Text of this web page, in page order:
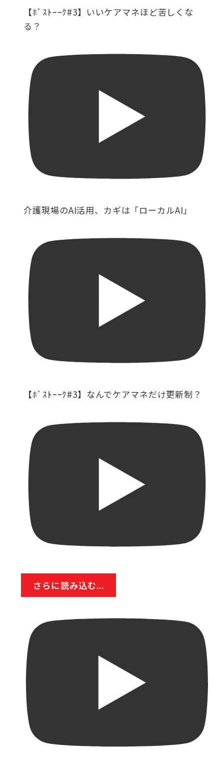
【ﾎﾞｽﾄｰｰｸ#3】いいケアマネほど苦しくな
る？
介護現場のAI活用、カギは「ローカルAI」
【ﾎﾞｽﾄｰｰｸ#3】なんでケアマネだけ更新制？
さらに読み込む...